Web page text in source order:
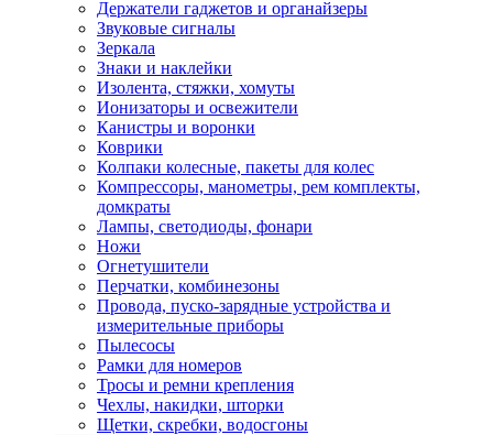
Держатели гаджетов и органайзеры
Звуковые сигналы
Зеркала
Знаки и наклейки
Изолента, стяжки, хомуты
Ионизаторы и освежители
Канистры и воронки
Коврики
Колпаки колесные, пакеты для колес
Компрессоры, манометры, рем комплекты,
домкраты
Лампы, светодиоды, фонари
Ножи
Огнетушители
Перчатки, комбинезоны
Провода, пуско-зарядные устройства и
измерительные приборы
Пылесосы
Рамки для номеров
Тросы и ремни крепления
Чехлы, накидки, шторки
Щетки, скребки, водосгоны